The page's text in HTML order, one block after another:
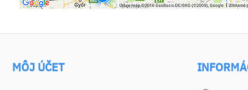
MÔJ ÚČET